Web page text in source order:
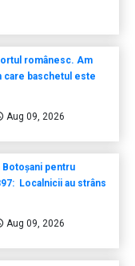
românesc. Am
care baschetul este
Aug 09, 2026
pentru
Localnicii au strâns
Aug 09, 2026